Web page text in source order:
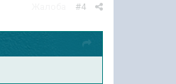
#4